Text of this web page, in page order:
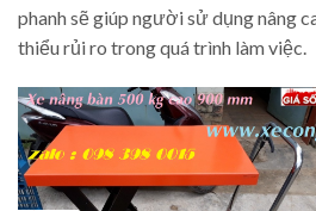
phanh sẽ giúp người sử dụng nâng
thiểu rủi ro trong quá trình làm việc.